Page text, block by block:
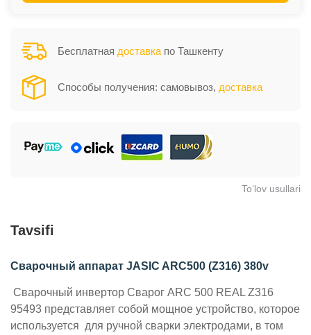
Бесплатная доставка по Ташкенту
Способы получения: самовывоз, доставка
To‘lov usullari
Tavsifi
Сварочный аппарат JASIC ARC500 (Z316) 380v
Сварочный инвертор Сварог ARC 500 REAL Z316
95493 представляет собой мощное устройство, которое
используется для ручной сварки электродами, в том